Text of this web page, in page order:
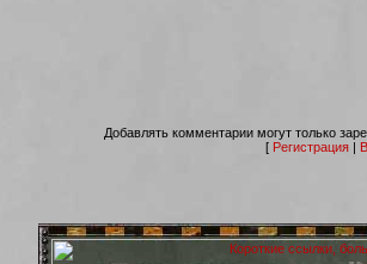
Добавлять комментарии могут только
[ Регистрация|